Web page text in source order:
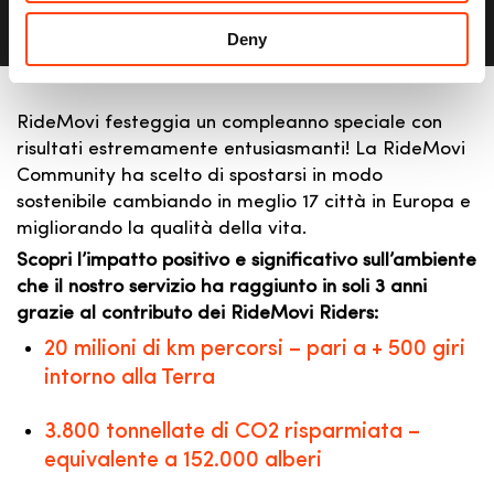
Deny
RideMovi festeggia un compleanno speciale con
risultati estremamente entusiasmanti! La RideMovi
Community ha scelto di spostarsi in modo
sostenibile cambiando in meglio 17 città in Europa e
migliorando la qualità della vita.
Scopri l’impatto positivo e significativo sull’ambiente
che il nostro servizio ha raggiunto in soli 3 anni
grazie al contributo dei RideMovi Riders:
20 milioni di km percorsi – pari a + 500 giri
intorno alla Terra
3.800 tonnellate di CO2 risparmiata –
equivalente a 152.000 alberi